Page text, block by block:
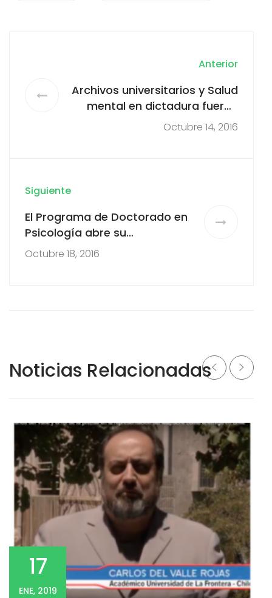
Anterior
Archivos universitarios y Salud
mental en dictadura fueron
abordados en Seminario
Octubre 14, 2016
Siguiente
El Programa de Doctorado en
Psicología abre su
convocatoria a postulaciones
Octubre 18, 2016
Noticias Relacionadas
17
ENE, 2019